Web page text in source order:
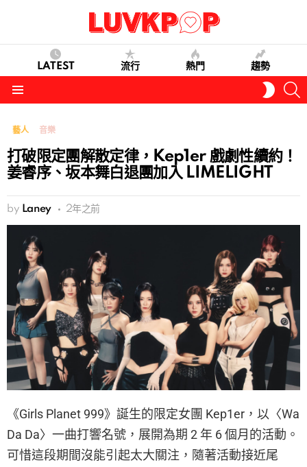
LATEST 流行 熱門 趨勢
SKIN
藝人 音樂
打破限定團解散定律，Kep1er 戲劇性續約！
姜睿序、坂本舞白退團加入 LIMELIGHT
by Laney 2年之前
《Girls Planet 999》誕生的限定女團 Kep1er，以〈Wa
Da Da〉一曲打響名號，展開為期 2 年 6 個月的活動。
可惜這段期間沒能引起太大關注，隨著活動接近尾